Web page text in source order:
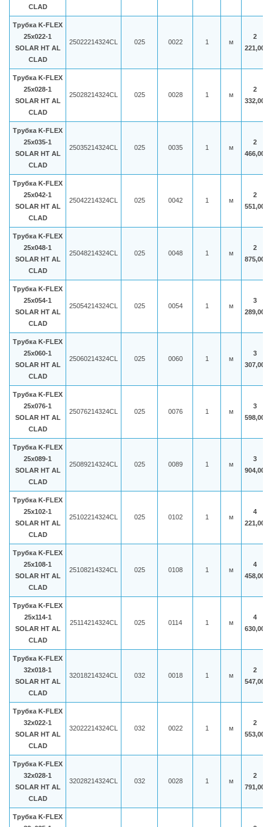
CLAD
Трубка K-FLEX
25x022-1
SOLAR HT AL
CLAD
25022214324CL 025 0022 1 м
2
221,00
Трубка K-FLEX
25x028-1
SOLAR HT AL
CLAD
25028214324CL 025 0028 1 м
2
332,00
Трубка K-FLEX
25x035-1
SOLAR HT AL
CLAD
25035214324CL 025 0035 1 м
2
466,00
Трубка K-FLEX
25x042-1
SOLAR HT AL
CLAD
25042214324CL 025 0042 1 м
2
551,00
Трубка K-FLEX
25x048-1
SOLAR HT AL
CLAD
25048214324CL 025 0048 1 м
2
875,00
Трубка K-FLEX
25x054-1
SOLAR HT AL
CLAD
25054214324CL 025 0054 1 м
3
289,00
Трубка K-FLEX
25x060-1
SOLAR HT AL
CLAD
25060214324CL 025 0060 1 м
3
307,00
Трубка K-FLEX
25x076-1
SOLAR HT AL
CLAD
25076214324CL 025 0076 1 м
3
598,00
Трубка K-FLEX
25x089-1
SOLAR HT AL
CLAD
25089214324CL 025 0089 1 м
3
904,00
Трубка K-FLEX
25x102-1
SOLAR HT AL
CLAD
25102214324CL 025 0102 1 м
4
221,00
Трубка K-FLEX
25x108-1
SOLAR HT AL
CLAD
25108214324CL 025 0108 1 м
4
458,00
Трубка K-FLEX
25x114-1
SOLAR HT AL
CLAD
25114214324CL 025 0114 1 м
4
630,00
Трубка K-FLEX
32x018-1
SOLAR HT AL
CLAD
32018214324CL 032 0018 1 м
2
547,00
Трубка K-FLEX
32x022-1
SOLAR HT AL
CLAD
32022214324CL 032 0022 1 м
2
553,00
Трубка K-FLEX
32x028-1
SOLAR HT AL
CLAD
32028214324CL 032 0028 1 м
2
791,00
Трубка K-FLEX